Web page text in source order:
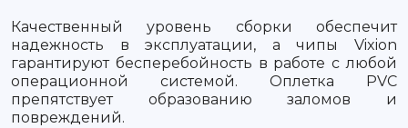
Качественный уровень сборки обеспечит
надежность в эксплуатации, а чипы Vixion
гарантируют бесперебойность в работе с любой
операционной системой. Оплетка PVC
препятствует образованию заломов и
повреждений.